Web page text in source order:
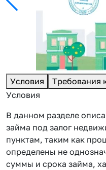
Условия
Требования
Условия
В данном разделе
займа под залог
пунктам, таким как
определены не
суммы и срока займа,